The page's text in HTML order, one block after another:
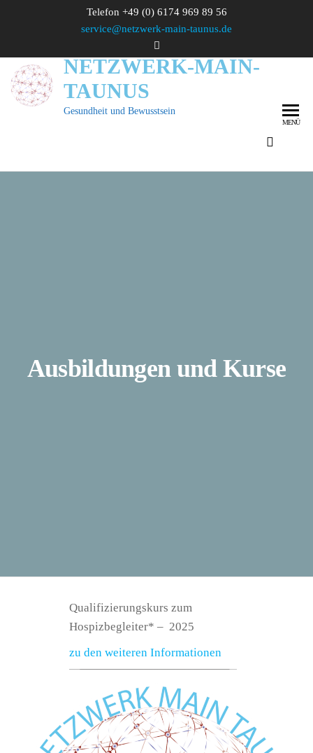
Telefon +49 (0) 6174 969 89 56
service@netzwerk-main-taunus.de
NETZWERK-MAIN-
TAUNUS
Gesundheit und Bewusstsein
MENÜ
Ausbildungen und Kurse
Qualifizierungskurs zum
Hospizbegleiter* – 2025
zu den weiteren Informationen